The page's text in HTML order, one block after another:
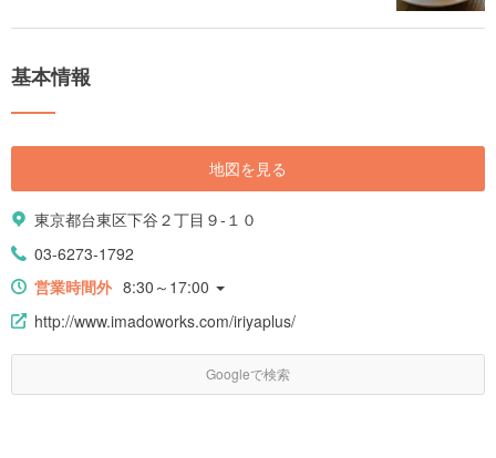
基本情報
地図を見る
東京都台東区下谷２丁目９-１０
03-6273-1792
営業時間外 8:30～17:00
http://www.imadoworks.com/iriyaplus/
Googleで検索